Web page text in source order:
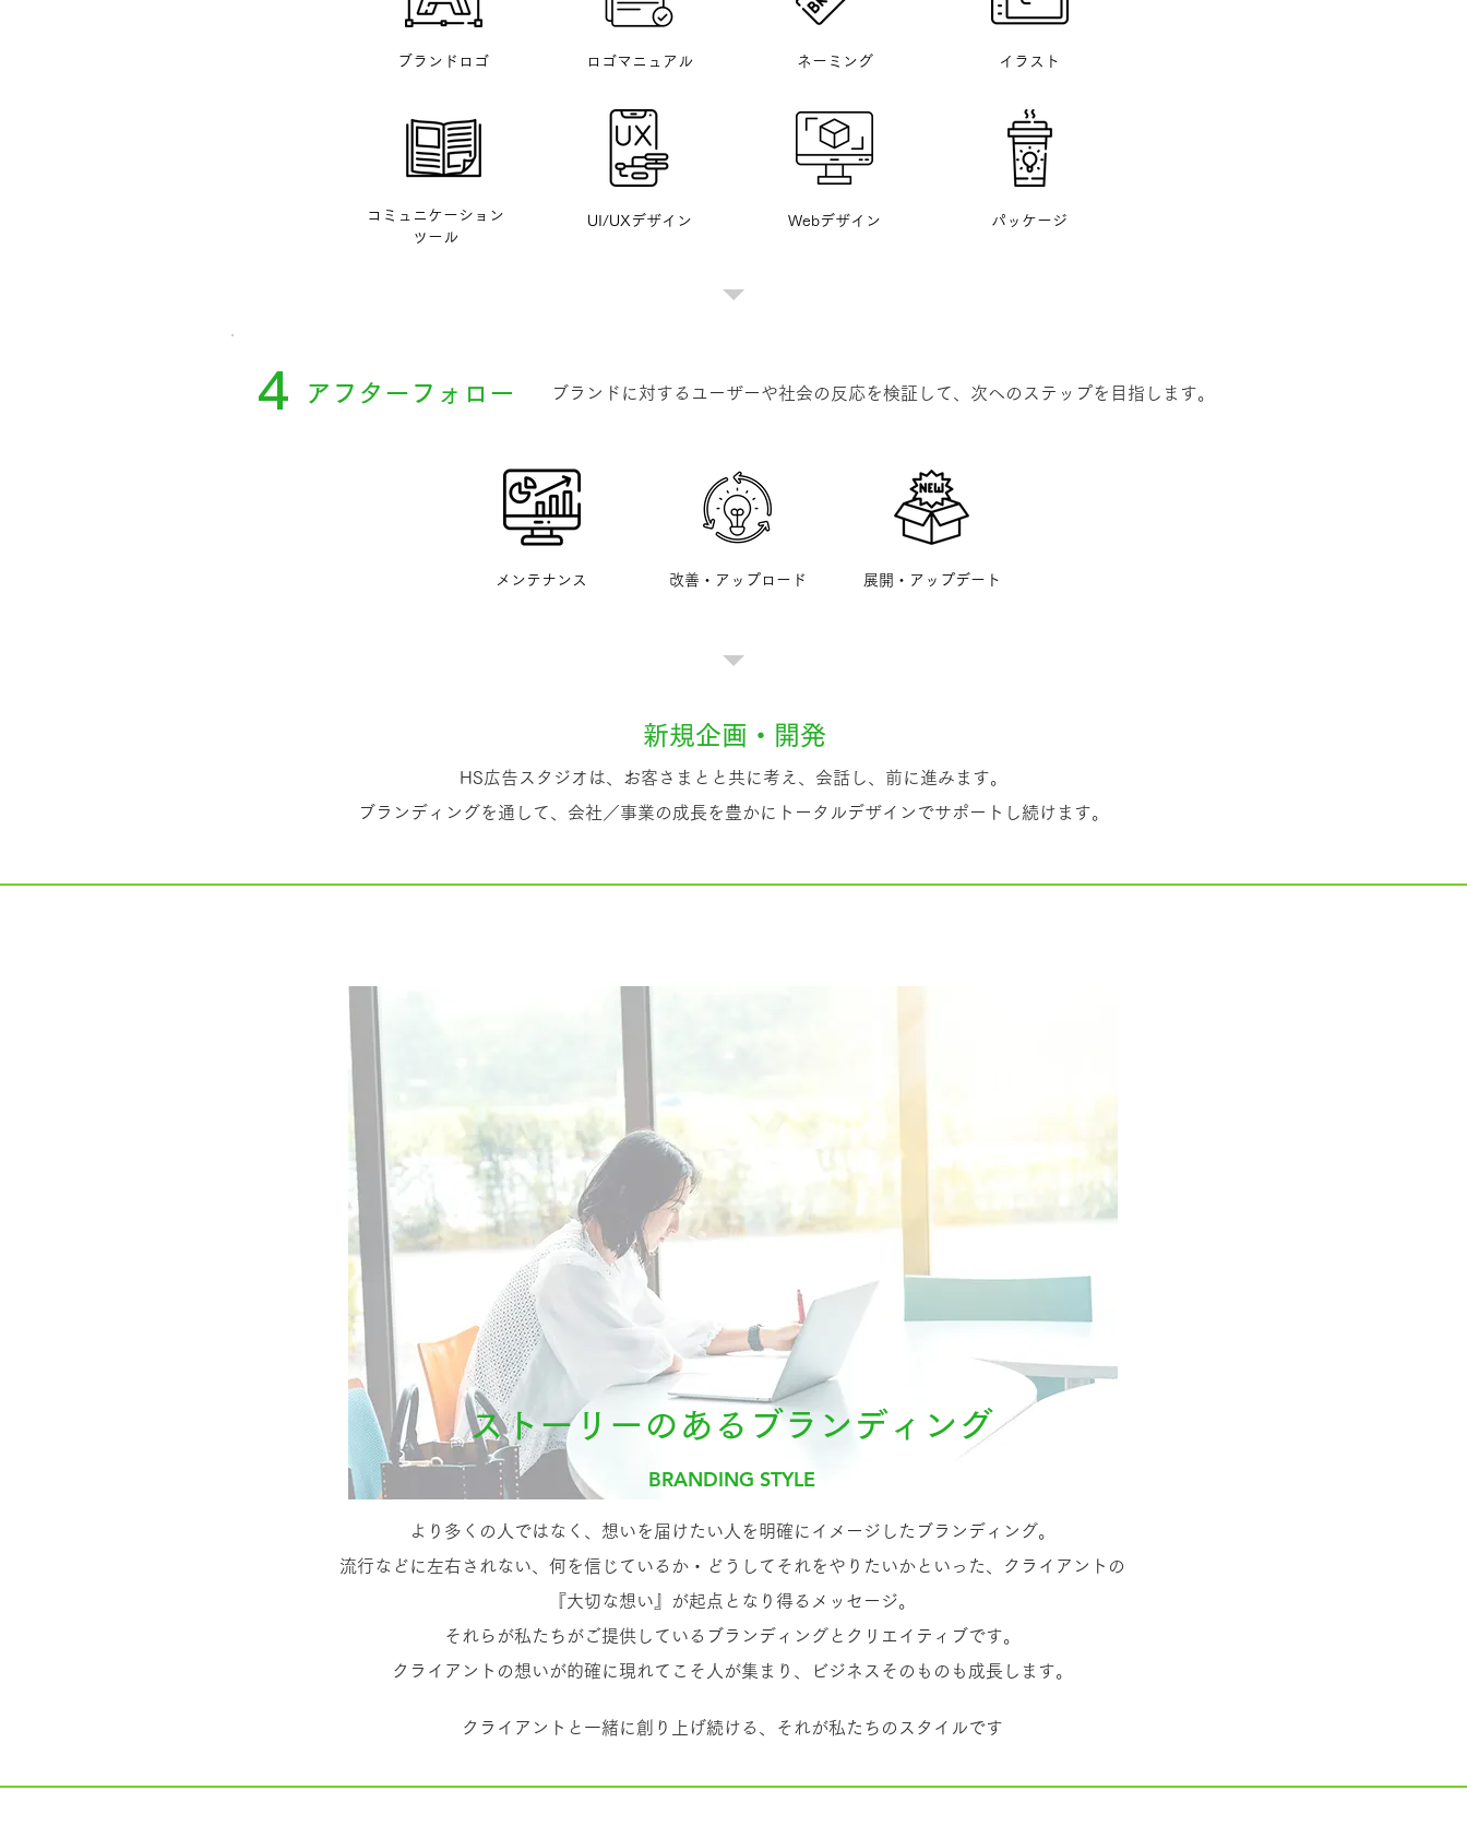
ブランドロゴ
コミュニケーション
ツール
ロゴマニュアル
UI/UXデザイン
ネーミング
Webデザイン
イラスト
パッケージ
4 アフターフォロー ブランドに対するユーザーや社会の反応を検証して、次へのステップを目指します。
メンテナンス 改善・アップロード 展開・アップデート
新規企画・開発
HS広告スタジオは、お客さまとと共に考え、会話し、前に進みます。
​ブランディングを通して、会社／事業の成長を豊かにトータルデザインでサポートし続けます。
ストーリーのあるブランディング
BRANDING STYLE
より多くの人ではなく、想いを届けたい人を明確にイメージしたブランディング。
流行などに左右されない、何を信じているか・どうしてそれをやりたいかといった、クライアントの
『大切な想い』が起点となり得るメッセージ。
それらが私たちがご提供しているブランディングとクリエイティブです。
クライアントの想いが的確に現れてこそ人が集まり、ビジネスそのものも成長します。
クライアントと一緒に創り上げ続ける、それが私たちのスタイルです